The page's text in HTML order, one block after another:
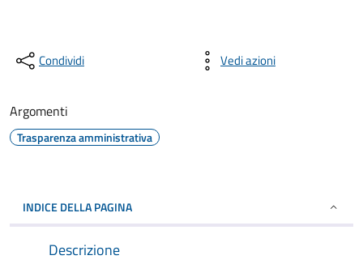
Condividi Vedi azioni
Argomenti
Trasparenza amministrativa
INDICE DELLA PAGINA
Descrizione